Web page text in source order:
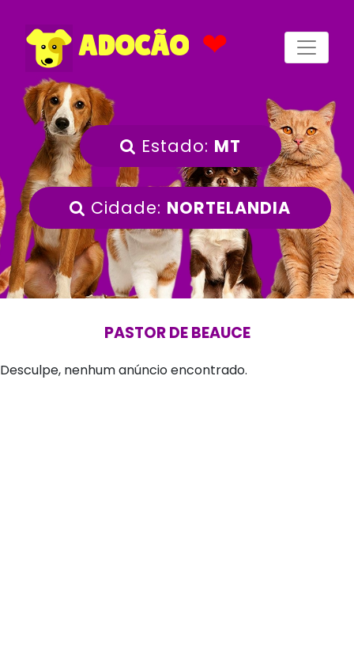
ADOCÃO ❤
Estado: MT
Cidade: NORTELANDIA
PASTOR DE BEAUCE
Desculpe, nenhum anúncio encontrado.